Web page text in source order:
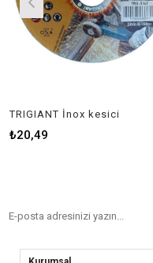
TRIGIANT İnox kesici
₺20,49